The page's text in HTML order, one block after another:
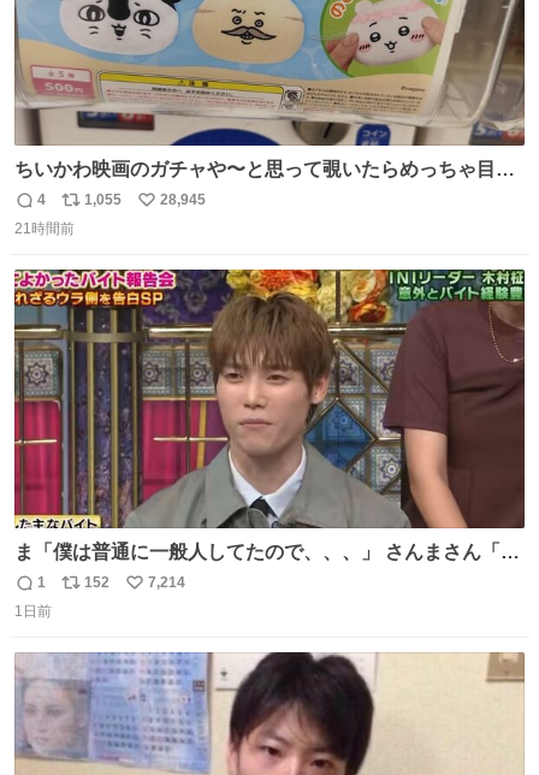
ちいかわ映画のガチャや〜と思って覗いたらめっちゃ目合
って気まずい
返
信
4
リ
ポ
ト
数
1,055
い
数
28,945
21時間前
ま「僕は普通に一般人してたので、、、」 さんまさん「チ
ンパンジー⁉️」 しぬwwwwwwwwwwwwwwwwwwwww
返
信
1
リ
数
152
い
数
7,214
1日前